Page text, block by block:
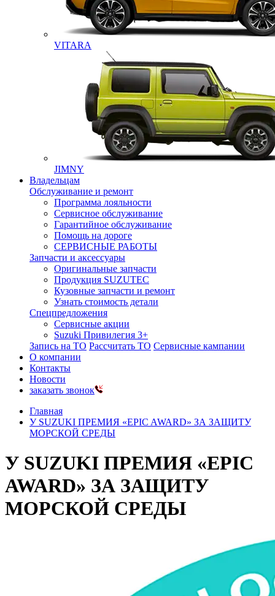
VITARA
JIMNY
Владельцам
Обслуживание и ремонт
Программа лояльности
Сервисное обслуживание
Гарантийное обслуживание
Помощь на дороге
СЕРВИСНЫЕ РАБОТЫ
Запчасти и аксессуары
Оригинальные запчасти
Продукция SUZUTEC
Кузовные запчасти и ремонт
Узнать стоимость детали
Спецпредложения
Сервисные акции
Suzuki Привилегия 3+
Запись на ТО Рассчитать ТО Сервисные кампании
О компании
Контакты
Новости
заказать звонок
Главная
У SUZUKI ПРЕМИЯ «EPIC AWARD» ЗА ЗАЩИТУ
МОРСКОЙ СРЕДЫ
У SUZUKI ПРЕМИЯ «EPIC
AWARD» ЗА ЗАЩИТУ
МОРСКОЙ СРЕДЫ